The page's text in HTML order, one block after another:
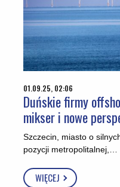
01.09.25, 02:06
Duńskie firmy
mikser i nowe
Szczecin, miasto o
pozycji metropolitalnej,…
WIĘCEJ